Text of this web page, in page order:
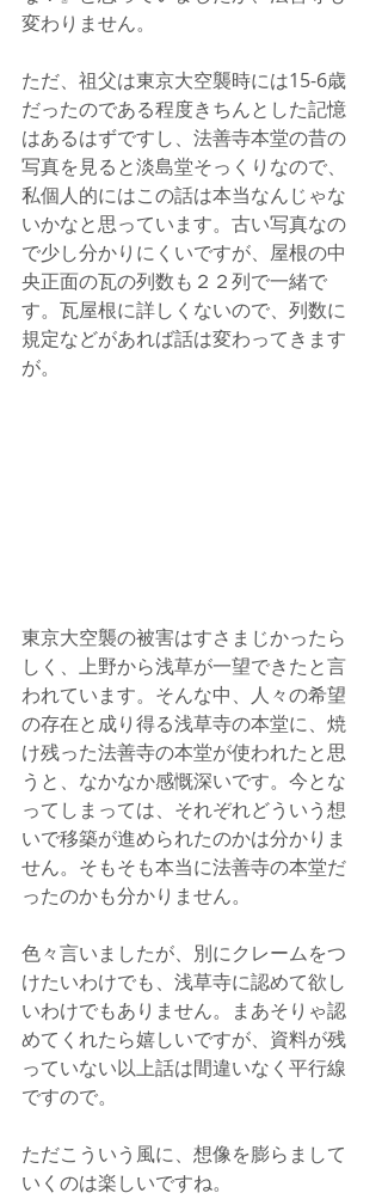
変わりません。
ただ、祖父は東京大空襲時には15-6歳
だったのである程度きちんとした記憶
はあるはずですし、法善寺本堂の昔の
写真を見ると淡島堂そっくりなので、
私個人的にはこの話は本当なんじゃな
いかなと思っています。古い写真なの
で少し分かりにくいですが、屋根の中
央正面の瓦の列数も２２列で一緒で
す。瓦屋根に詳しくないので、列数に
規定などがあれば話は変わってきます
が。
東京大空襲の被害はすさまじかったら
しく、上野から浅草が一望できたと言
われています。そんな中、人々の希望
の存在と成り得る浅草寺の本堂に、焼
け残った法善寺の本堂が使われたと思
うと、なかなか感慨深いです。今とな
ってしまっては、それぞれどういう想
いで移築が進められたのかは分かりま
せん。そもそも本当に法善寺の本堂だ
ったのかも分かりません。
色々言いましたが、別にクレームをつ
けたいわけでも、浅草寺に認めて欲し
いわけでもありません。まあそりゃ認
めてくれたら嬉しいですが、資料が残
っていない以上話は間違いなく平行線
ですので。
ただこういう風に、想像を膨らまして
いくのは楽しいですね。